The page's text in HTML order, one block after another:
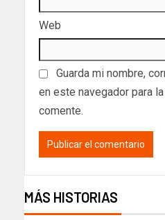
Web
Guarda mi nombre,
en este navegador para
comente.
MÁS HISTORIAS